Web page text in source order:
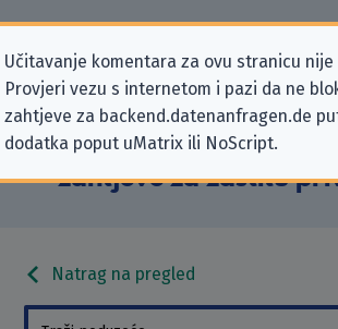
Učitavanje komentara za ovu stranicu nije
Provjeri vezu s internetom i pazi da ne
zahtjeve za backend.datenanfragen.de
dodatka poput uMatrix ili NoScript.
Podaci kontakta „AIG
Ireland Branch” koji se
zahtjeve za zaštitu
Natrag na pregled